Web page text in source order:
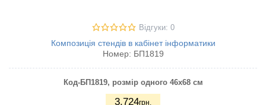
Відгуки: 0
Композиція стендів в кабінет інформатики
Номер: БП1819
Код-БП1819, розмір одного 46х68 см
3.724грн.